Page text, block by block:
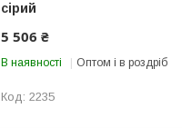
сірий
5 506 ₴
В наявності Оптом і в роздріб
2235